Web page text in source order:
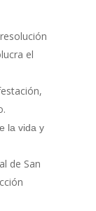
el
la vida y
de San